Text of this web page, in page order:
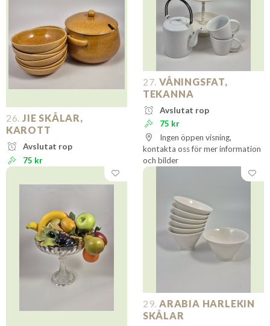
26. JIE SKÅLAR,
KAROTT
Avslutat rop
75 kr
27. VÅNINGSFAT,
TEKANNA
Avslutat rop
75 kr
Ingen öppen visning,
kontakta oss för mer information
och bilder
29. ARABIA HARLEKIN
SKÅLAR